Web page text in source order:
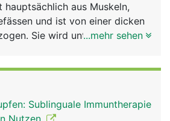
hauptsächlich aus Muskeln,
und ist von einer dicken
Sie wird unterteilt in
der Infektabwehr dient. Die
Sie ist unerlässlich
...mehr sehen
Sublinguale Immuntherapie
Nutzen